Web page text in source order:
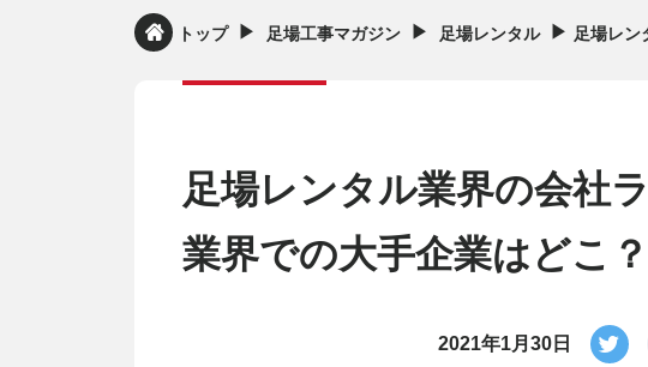
トップ ▶︎ 足場工事マガジン ▶︎ 足場レンタル ▶︎ 足場レン
足場レンタル業界の会社
業界での大手企業はどこ？
2021年1月30日